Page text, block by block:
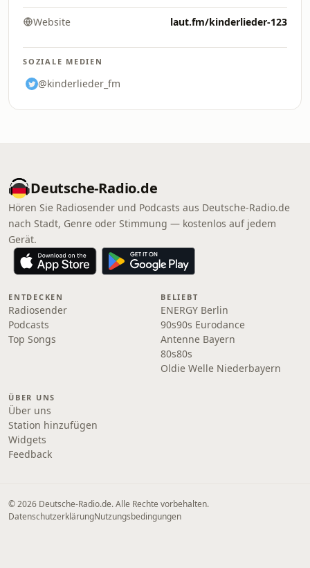
Website laut.fm/kinderlieder-123
SOZIALE MEDIEN
@kinderlieder_fm
Deutsche-Radio.de
Hören Sie Radiosender und Podcasts aus Deutsche-Radio.de
nach Stadt, Genre oder Stimmung — kostenlos auf jedem
Gerät.
ENTDECKEN
Radiosender
Podcasts
Top Songs
BELIEBT
ENERGY Berlin
90s90s Eurodance
Antenne Bayern
80s80s
Oldie Welle Niederbayern
ÜBER UNS
Über uns
Station hinzufügen
Widgets
Feedback
© 2026 Deutsche-Radio.de. Alle Rechte vorbehalten.
DatenschutzerklärungNutzungsbedingungen